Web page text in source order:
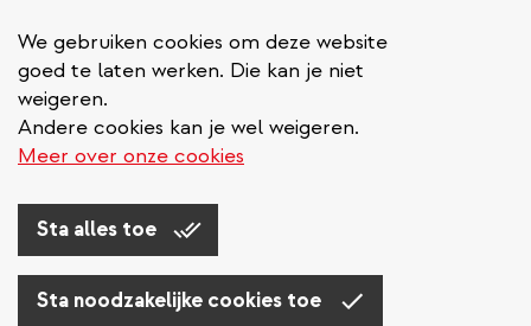
We gebruiken cookies om deze website
goed te laten werken. Die kan je niet
weigeren.
Andere cookies kan je wel weigeren.
Meer over onze cookies
Sta alles toe
Sta noodzakelijke cookies toe